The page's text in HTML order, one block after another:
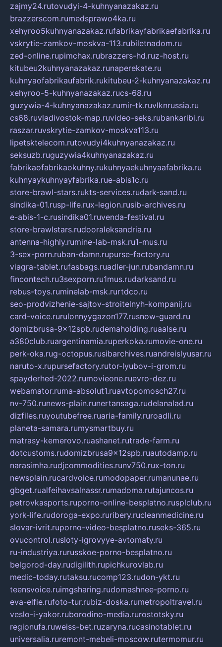
zajmy24.rutovudyi-4-kuhnyanazakaz.ru
brazzerscom.rumedsprawo4ka.ru
xehyroo5kuhnyanazakaz.rufabrikayfabrikaefabrika.ru
vskrytie-zamkov-moskva-113.rubiletnadom.ru
zed-online.rupimchax.rubrazzers-hd.ruz-host.ru
kitubeu2kuhnyanazakaz.runaperekate.ru
kuhnyaofabrikaufabrik.rukitubeu-2-kuhnyanazakaz.ru
xehyroo-5-kuhnyanazakaz.rucs-68.ru
guzywia-4-kuhnyanazakaz.rumir-tk.ruvlknrussia.ru
cs68.ruvladivostok-map.ruvideo-seks.rubankaribi.ru
raszar.ruvskrytie-zamkov-moskva113.ru
lipetsktelecom.rutovudyi4kuhnyanazakaz.ru
seksuzb.ruguzywia4kuhnyanazakaz.ru
fabrikaofabrikaokuhny.rukuhnyaekuhnyaafabrika.ru
kuhnyaykuhnyayfabrika.rue-abis1c.ru
store-brawl-stars.rukts-services.rudark-sand.ru
sindika-01.rusp-life.rux-legion.rusib-archives.ru
e-abis-1-c.rusindika01.ruvenda-festival.ru
store-brawlstars.rudooraleksandria.ru
antenna-highly.rumine-lab-msk.ru1-mus.ru
3-sex-porn.ruban-damn.rupurse-factory.ru
viagra-tablet.rufasbags.ruadler-jun.rubandamn.ru
fincontech.ru3sexporn.ru1mus.rudarksand.ru
rebus-toys.ruminelab-msk.rurtdco.ru
seo-prodvizhenie-sajtov-stroitelnyh-kompanij.ru
card-voice.rurulonnyygazon177.rusnow-guard.ru
domizbrusa-9x12spb.rudemaholding.ruaalse.ru
a380club.ruargentinamia.ruperkoka.rumovie-one.ru
perk-oka.rug-octopus.rusibarchives.ruandreislyusar.ru
naruto-x.rupursefactory.rutor-lyubov-i-grom.ru
spayderhed-2022.rumovieone.ruevro-dez.ru
webamator.ruma-absolut1.ruavtopomosch27.ru
nv-750.runews-plain.runertansaga.rudelanalad.ru
dizfiles.ruyoutubefree.ruaria-family.ruroadli.ru
planeta-samara.rumysmartbuy.ru
matrasy-kemerovo.ruashanet.rutrade-farm.ru
dotcustoms.rudomizbrusa9x12spb.ruautodamp.ru
narasimha.rudjcommodities.runv750.rux-ton.ru
newsplain.rucardvoice.rumodopaper.rumanunae.ru
gbget.rualfeihavsalnassr.rumadoma.rutajuncos.ru
petrovkasports.ruporno-online-besplatno.rusplclub.ru
york-life.rudoroga-expo.ruribery.rucleanmedicine.ru
slovar-ivrit.ruporno-video-besplatno.ruseks-365.ru
ovucontrol.rusloty-igrovyye-avtomaty.ru
ru-industriya.rurusskoe-porno-besplatno.ru
belgorod-day.rudigilith.rupichkurovlab.ru
medic-today.rutaksu.rucomp123.rudon-ykt.ru
teensvoice.ruimgsharing.rudomashnee-porno.ru
eva-elfie.rufoto-tur.rubiz-doska.rumetropoltravel.ru
veslo-i-yakor.ruborodino-media.rurostotsky.ru
regionufa.ruweiss-bet.ruzaryna.rucasinotablet.ru
universalia.ruremont-mebeli-moscow.rutermomur.ru